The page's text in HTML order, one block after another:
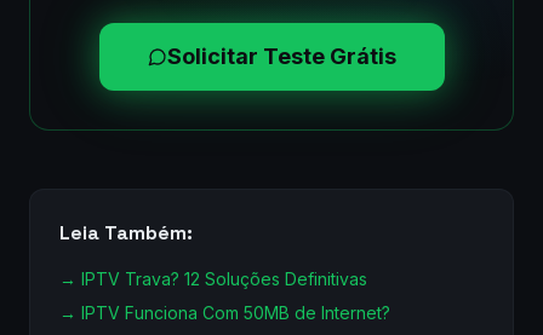
Solicitar Teste Grátis
Leia Também:
→ IPTV Trava? 12 Soluções Definitivas
→ IPTV Funciona Com 50MB de Internet?